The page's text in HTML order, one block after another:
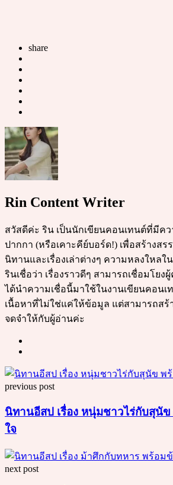
share
Rin Content Writer
สวัสดีค่ะ ริน เป็นนักเขียนคอนเทนต์ที่มีค
ปากกา (หรือเคาะคีย์บอร์ด!) เพื่อสร้างส
นิทานและเรื่องเล่าต่างๆ ความหลงใหลใ
รินเชื่อว่า เรื่องราวดีๆ สามารถเชื่อมโยง
ได้นำความเชื่อนี้มาใช้ในงานเขียนคอนเ
เนื้อหาที่ไม่ใช่แค่ให้ข้อมูล แต่สามารถส
จดจำให้กับผู้อ่านค่ะ
Post
navigation
previous post
นิทานอีสป เรื่อง หนุ่มชาวไร่กับสุนั
ใจ
next post